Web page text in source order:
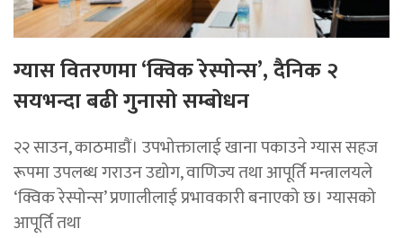
ग्यास वितरणमा ‘क्विक रेस्पोन्स’, दैनिक २
सयभन्दा बढी गुनासो सम्बोधन
२२ साउन, काठमाडाैं। उपभोक्तालाई खाना पकाउने ग्यास सहज
रूपमा उपलब्ध गराउन उद्योग, वाणिज्य तथा आपूर्ति मन्त्रालयले
‘क्विक रेस्पोन्स’ प्रणालीलाई प्रभावकारी बनाएको छ। ग्यासको
आपूर्ति तथा